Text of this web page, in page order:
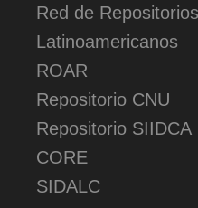
Red de Repositorios
Latinoamericanos
ROAR
Repositorio CNU
Repositorio SIIDCA
CORE
SIDALC